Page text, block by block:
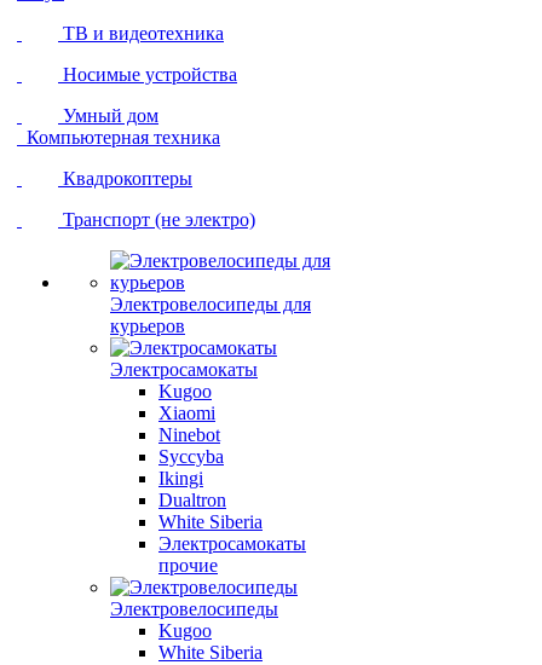
ТВ и видеотехника
Носимые устройства
Умный дом
Компьютерная техника
Квадрокоптеры
Транспорт (не электро)
Электровелосипеды для
курьеров
Электросамокаты
Kugoo
Xiaomi
Ninebot
Syccyba
Ikingi
Dualtron
White Siberia
Электросамокаты
прочие
Электровелосипеды
Kugoo
White Siberia